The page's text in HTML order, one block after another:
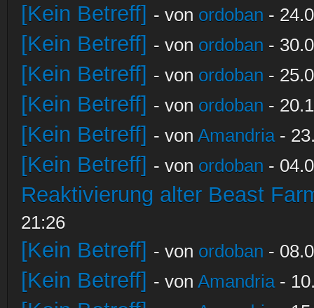
[Kein Betreff] - von ordoban -
[Kein Betreff] - von ordoban -
[Kein Betreff] - von ordoban -
[Kein Betreff] - von ordoban -
[Kein Betreff] - von Amandria-
[Kein Betreff] - von ordoban -
Reaktivierung alter Beast
21:26
[Kein Betreff] - von ordoban -
[Kein Betreff] - von Amandria-